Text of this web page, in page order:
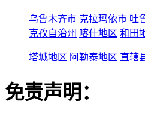
乌鲁木齐市 克拉玛依市 吐
克孜自治州 喀什地区 和田
塔城地区 阿勒泰地区 直辖
免责声明：